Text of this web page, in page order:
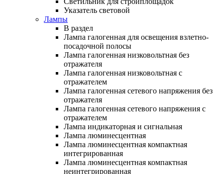
Указатель световой
Лампы
В раздел
Лампа галогенная для освещения взлетно-
посадочной полосы
Лампа галогенная низковольтная без
отражателя
Лампа галогенная низковольтная с
отражателем
Лампа галогенная сетевого напряжения без
отражателя
Лампа галогенная сетевого напряжения с
отражателем
Лампа индикаторная и сигнальная
Лампа люминесцентная
Лампа люминесцентная компактная
интегрированная
Лампа люминесцентная компактная
неинтегрированная